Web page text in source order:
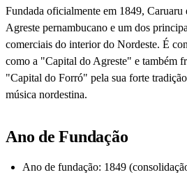
Fundada oficialmente em 1849, Caruaru
Agreste pernambucano e um dos
comerciais do interior do Nordeste. É
como a "Capital do Agreste" e também
"Capital do Forró" pela sua forte
música nordestina.
Ano de Fundação
Ano de fundação: 1849